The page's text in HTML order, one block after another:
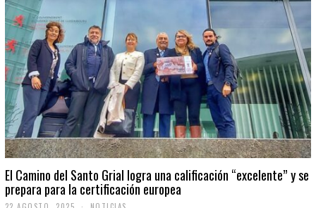
El Camino del Santo Grial logra una calificación “excelente” y se
prepara para la certificación europea